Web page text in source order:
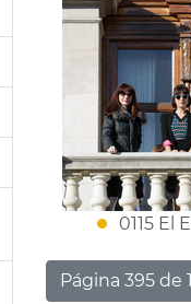
0115 El
Página 395 de